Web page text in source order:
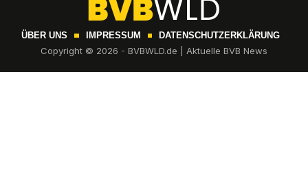
ÜBER UNS IMPRESSUM DATENSCHUTZERKLÄRUNG
Copyright © 2026 - BVBWLD.de | Aktuelle BVB News